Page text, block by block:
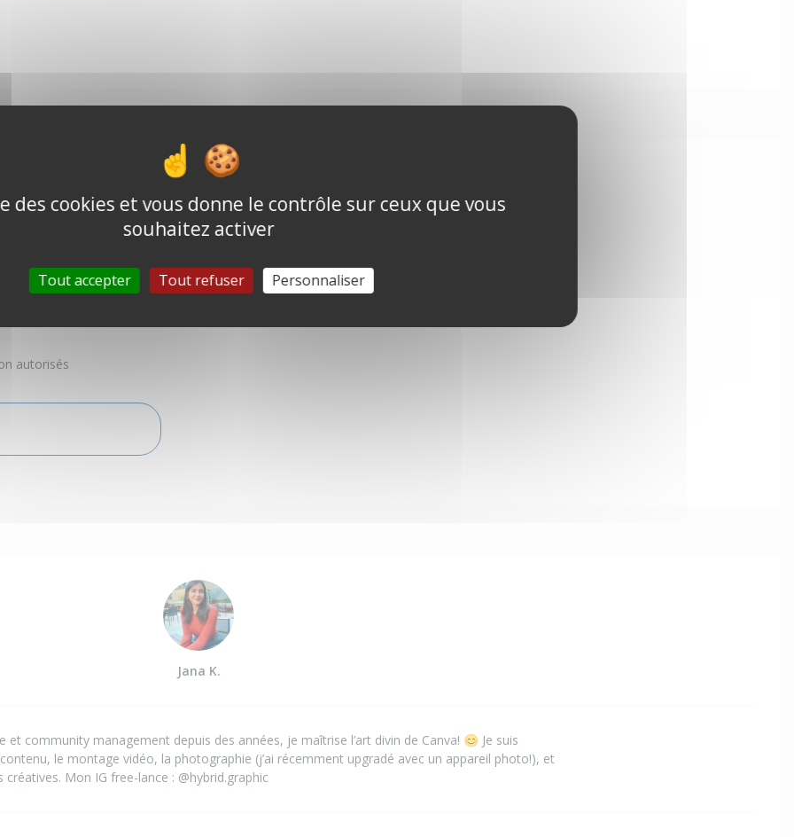
autorisés
Jana K.
et community management depuis des années, je maîtrise l’art divin de Canva! 😊 Je suis
le montage vidéo, la photographie (j’ai récemment upgradé avec un appareil photo!), et
Mon IG free-lance : @hybrid.graphic
des cookies et vous donne le contrôle sur ceux que vous
souhaitez activer
Tout accepter Tout refuser Personnaliser